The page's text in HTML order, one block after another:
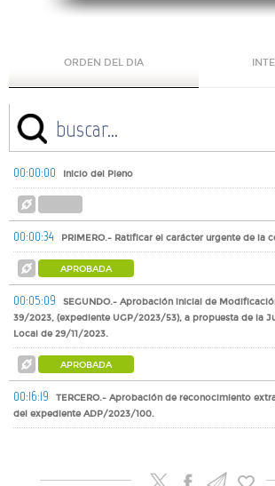
ORDEN DEL DIA
00:00:00 Inicio del Pleno
00:00:34 PRIMERO.- Ratificar el carácter urgente de la
APROBADA
00:05:09
SEGUNDO.- Aprobación inicial de
39/2023, (expediente UGP/2023/53), a propuesta de la
Local de 29/11/2023.
APROBADA
00:16:19
TERCERO.- Aprobación de reconocimiento
del expediente ADP/2023/100.
00:16:20
CUARTO.- Aprobación de reconocimiento